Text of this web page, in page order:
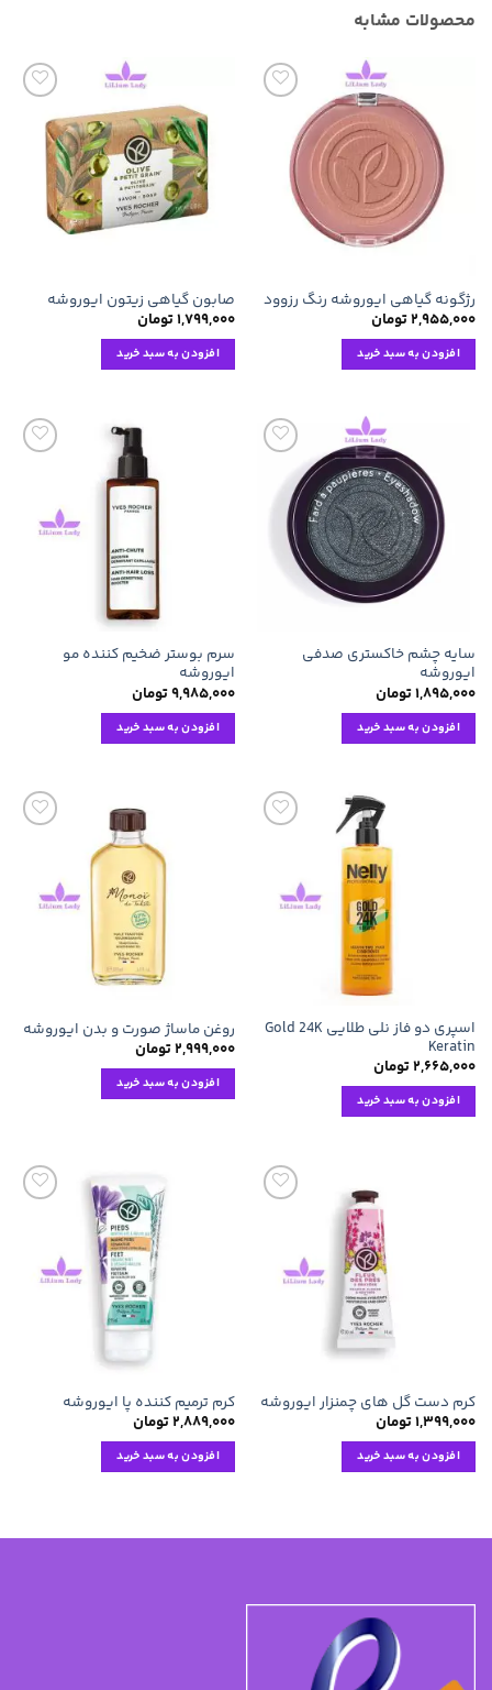
محصولات مشابه
علاقه
مندی
ها
رژگونه گیاهی ایوروشه رنگ رزوود
۲,۹۵۵,۰۰۰تومان
افزودن به سبد خرید
به
علاقه
مندی
صابون گیاهی زیتون ایوروشه
۱,۷۹۹,۰۰۰تومان
افزودن به سبد خرید
افزودن
به
علاقه
مندی
ها
سایه چشم خاکستری صدفی
ایوروشه
۱,۸۹۵,۰۰۰تومان
افزودن به سبد خرید
مندی
ها
سرم بوستر ضخیم کننده مو
ایوروشه
۹,۹۸۵,۰۰۰تومان
افزودن به سبد خرید
مندی
ها
اسپری دو فاز نلی طلایی Gold 24K
Keratin
۲,۶۶۵,۰۰۰تومان
افزودن به سبد خرید
مندی
ها
روغن ماساژ صورت و بدن ایوروشه
۲,۹۹۹,۰۰۰تومان
افزودن به سبد خرید
مندی
ها
کرم دست گل های چمنزار ایوروشه
۱,۳۹۹,۰۰۰تومان
افزودن به سبد خرید
مندی
ها
کرم ترمیم کننده پا ایوروشه
۲,۸۸۹,۰۰۰تومان
افزودن به سبد خرید